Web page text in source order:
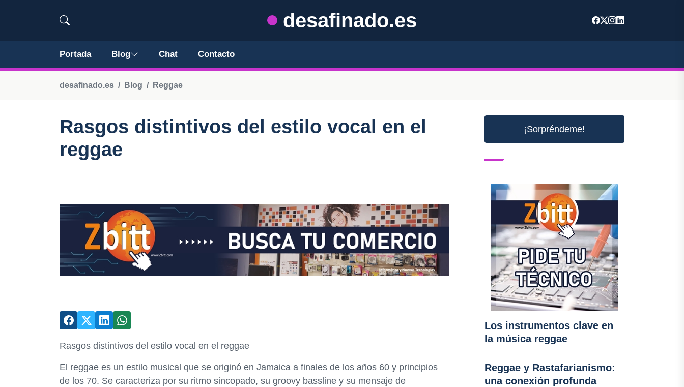
desafinado.es
Portada Blog Chat Contacto
desafinado.es Blog Reggae
Rasgos distintivos del estilo vocal en el
reggae
Rasgos distintivos del estilo vocal en el reggae
El reggae es un estilo musical que se originó en Jamaica a finales de los años 60 y principios
de los 70. Se caracteriza por su ritmo sincopado, su groovy bassline y su mensaje de
¡Sorpréndeme!
Los instrumentos clave en
la música reggae
Reggae y Rastafarianismo:
una conexión profunda